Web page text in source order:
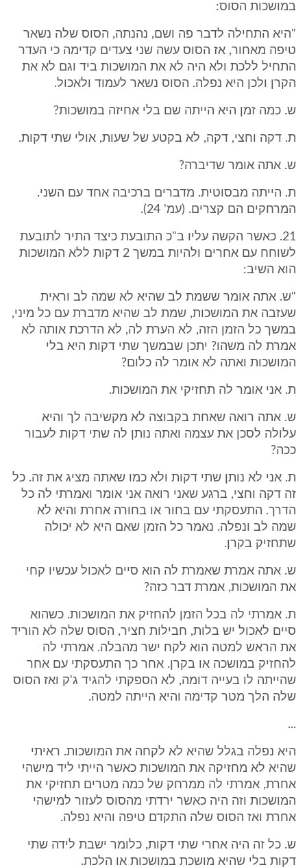
במושכות הסוס:
"היא התחילה לדבר פה ושם, נהנתה, הסוס שלה נשאר
טיפה מאחור, אז הסוס עשה שני צעדים קדימה כי העדר
התחיל ללכת ולא היה לא את המושכות ביד וגם לא את
הקרן ולכן היא נפלה. הסוס נשאר לעמוד ולאכול.
ש. כמה זמן היא הייתה שם בלי אחיזה במושכות?
ת. דקה וחצי, דקה, לא בקטע של שעות, אולי שתי דקות.
ש. אתה אומר שדיברה?
ת. הייתה מבסוטית. מדברים ברכיבה אחד עם השני.
המרחקים הם קצרים. (עמ' 24).
21. כאשר הקשה עליו ב"כ התובעת כיצד התיר לתובעת
לשוחח עם אחרים ולהיות במשך 2 דקות ללא המושכות
הוא השיב:
"ש. אתה אומר ששמת לב שהיא לא שמה לב וראית
שעזבה את המושכות, שמת לב שהיא מדברת עם כל מיני,
במשך כל הזמן הזה, לא הערת לה, לא הדרכת אותה לא
אמרת לה משהו? יתכן שבמשך שתי דקות היא בלי
המושכות ואתה לא אומר לה כלום?
ת. אני אומר לה תחזיקי את המושכות.
ש. אתה רואה שאחת בקבוצה לא מקשיבה לך והיא
עלולה לסכן את עצמה ואתה נותן לה שתי דקות לעבור
ככה?
ת. אני לא נותן שתי דקות ולא כמו שאתה מציג את זה. כל
זה דקה וחצי, ברגע שאני רואה אני אומר ואמרתי לה כל
הדרך. התעסקתי עם בחור או בחורה אחרת והיא לא
שמה לב ונפלה. נאמר כל הזמן שאם היא לא יכולה
שתחזיק בקרן.
ש. אתה אמרת שאמרת לה הוא סיים לאכול עכשיו קחי
את המושכות, אמרת דבר כזה?
ת. אמרתי לה בכל הזמן להחזיק את המושכות. כשהוא
סיים לאכול יש בלות, חבילות חציר, הסוס שלה לא הוריד
את הראש למטה הוא לקח ישר מהבלה. אמרתי לה
להחזיק במושכה או בקרן. אחר כך התעסקתי עם אחר
שהייתה לו בעייה דומה, לא הספקתי להגיד ג'ק ואז הסוס
שלה הלך מטר קדימה והיא הייתה למטה.
...
היא נפלה בגלל שהיא לא לקחה את המושכות. ראיתי
שהיא לא מחזיקה את המושכות כאשר הייתי ליד מישהי
אחרת, אמרתי לה ממרחק של כמה מטרים תחזיקי את
המושכות וזה היה כאשר ירדתי מהסוס לעזור למישהי
אחרת ואז הסוס שלה התקדם טיפה והיא נפלה.
ש. כל זה היה אחרי שתי דקות, כלומר ישבת לידה שתי
דקות בלי שהיא מושכת במושכות או הלכת.